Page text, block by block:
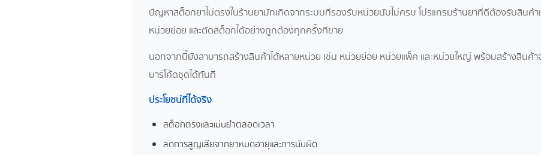
ปัญหาสต็อกยาไม่ตรงในร้านยามักเกิดจากระบบที่รองรับหน่วยนับไม่ครบ โปรแกรมร้านยาที่ดีต้องรับสินค้า
หน่วยย่อย และตัดสต็อกได้อย่างถูกต้องทุกครั้งที่ขาย
นอกจากนี้ยังสามารถสร้างสินค้าได้หลายหน่วย เช่น หน่วยย่อย หน่วยแพ็ค และหน่วยใหญ่ พร้อมสร้างสินค้
บาร์โค้ดชุดได้ทันที
ประโยชน์ที่ได้จริง
สต็อกตรงและแม่นยำตลอดเวลา
ลดการสูญเสียจากยาหมดอายุและการนับผิด